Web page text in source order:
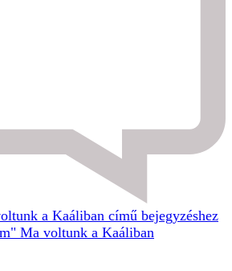
a Kaáliban című bejegyzéshez
Ma voltunk a Kaáliban